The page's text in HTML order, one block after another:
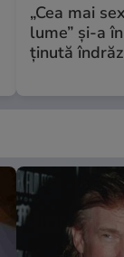
„Cea mai
lume” și-a
ținută